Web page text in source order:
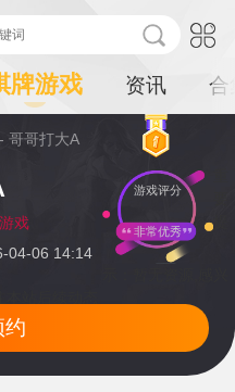
牌游戏 资讯 合
-哥哥打大A
戏
04-06 14:14
游戏评分
非常优秀
约
提